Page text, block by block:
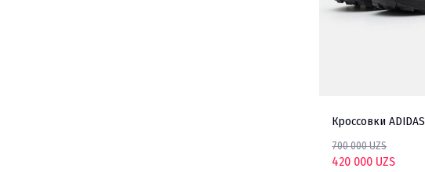
Кроссовки ADIDAS
700 000 UZS
420 000 UZS